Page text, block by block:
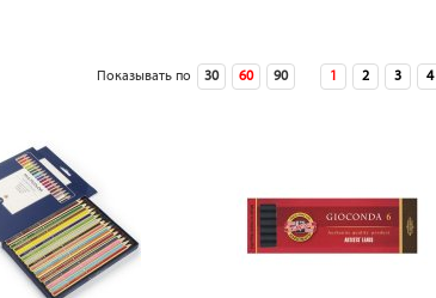
Показывать по
30 60 90 1 2 3 4